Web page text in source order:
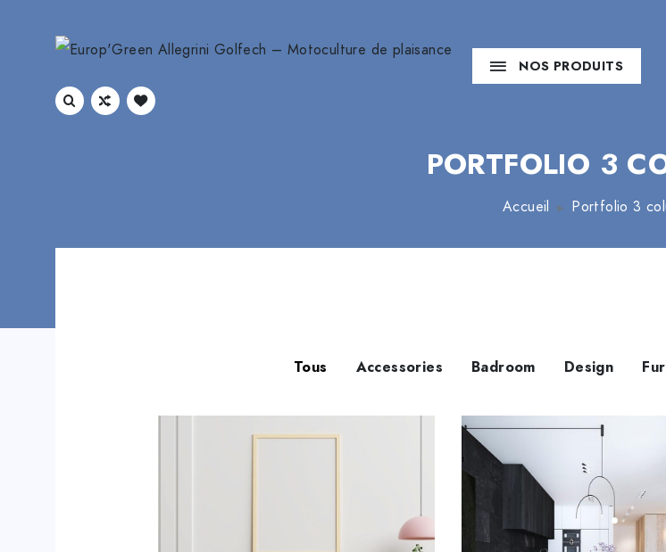
NOS PRODUITS
PORTFOLIO 3
Accueil Portfolio 3
Tous Accessories Badroom Design